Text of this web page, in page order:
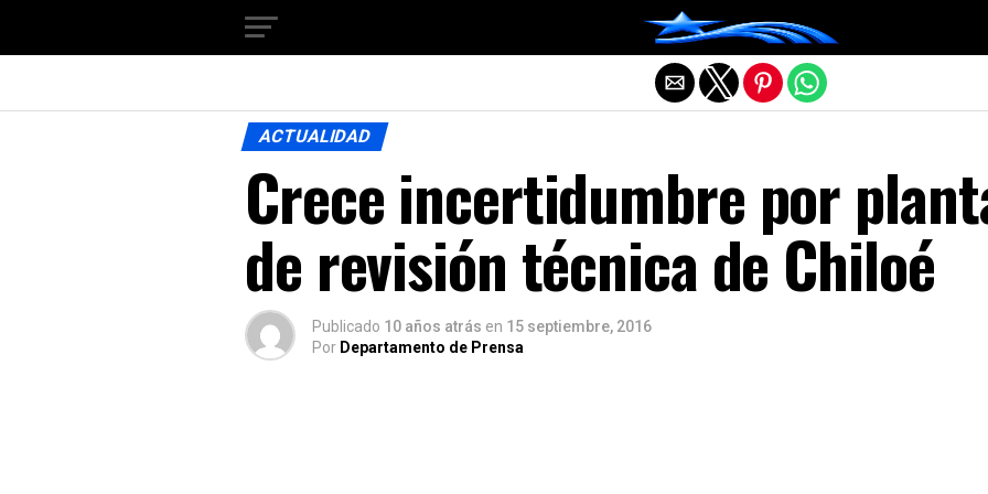
ACTUALIDAD
Crece incertidumbre por
de revisión técnica de Chiloé
Publicado 10 años atrás en 15 septiembre, 2016
Por Departamento de Prensa
Salir de la versión móvil